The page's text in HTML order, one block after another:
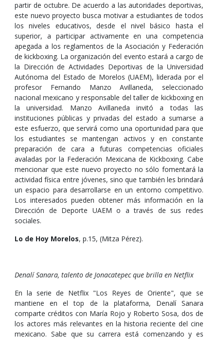
partir de octubre. De acuerdo a las autoridades deportivas,
este nuevo proyecto busca motivar a estudiantes de todos
los niveles educativos, desde el nivel básico hasta el
superior, a participar activamente en una competencia
apegada a los reglamentos de la Asociación y Federación
de kickboxing. La organización del evento estará a cargo de
la Dirección de Actividades Deportivas de la Universidad
Autónoma del Estado de Morelos (UAEM), liderada por el
profesor Fernando Manzo Avillaneda, seleccionado
nacional mexicano y responsable del taller de kickboxing en
la universidad. Manzo Avillaneda invitó a todas las
instituciones públicas y privadas del estado a sumarse a
este esfuerzo, que servirá como una oportunidad para que
los estudiantes se mantengan activos y en constante
preparación de cara a futuras competencias oficiales
avaladas por la Federación Mexicana de Kickboxing. Cabe
mencionar que este nuevo proyecto no sólo fomentará la
actividad física entre jóvenes, sino que también les brindará
un espacio para desarrollarse en un entorno competitivo.
Los interesados pueden obtener más información en la
Dirección de Deporte UAEM o a través de sus redes
sociales.
Lo de Hoy Morelos, p.15, (Mitza Pérez).
Denalí Sanara, talento de Jonacatepec que brilla en Netflix
En la serie de Netflix "Los Reyes de Oriente", que se
mantiene en el top de la plataforma, Denalí Sanara
comparte créditos con María Rojo y Roberto Sosa, dos de
los actores más relevantes en la historia reciente del cine
mexicano. Sabe que su carrera está comenzando y es